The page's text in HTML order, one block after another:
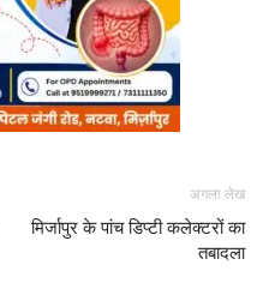
अगला लेख
मिर्जापुर के पांच डिप्टी कलेक्टरों का
तबादला